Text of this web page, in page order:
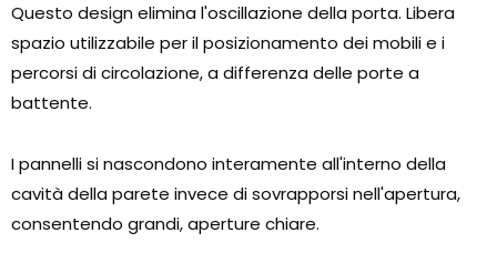
Questo design elimina l'oscillazione della porta. Libera
spazio utilizzabile per il posizionamento dei mobili e i
percorsi di circolazione, a differenza delle porte a
battente.
I pannelli si nascondono interamente all'interno della
cavità della parete invece di sovrapporsi nell'apertura,
consentendo grandi, aperture chiare.